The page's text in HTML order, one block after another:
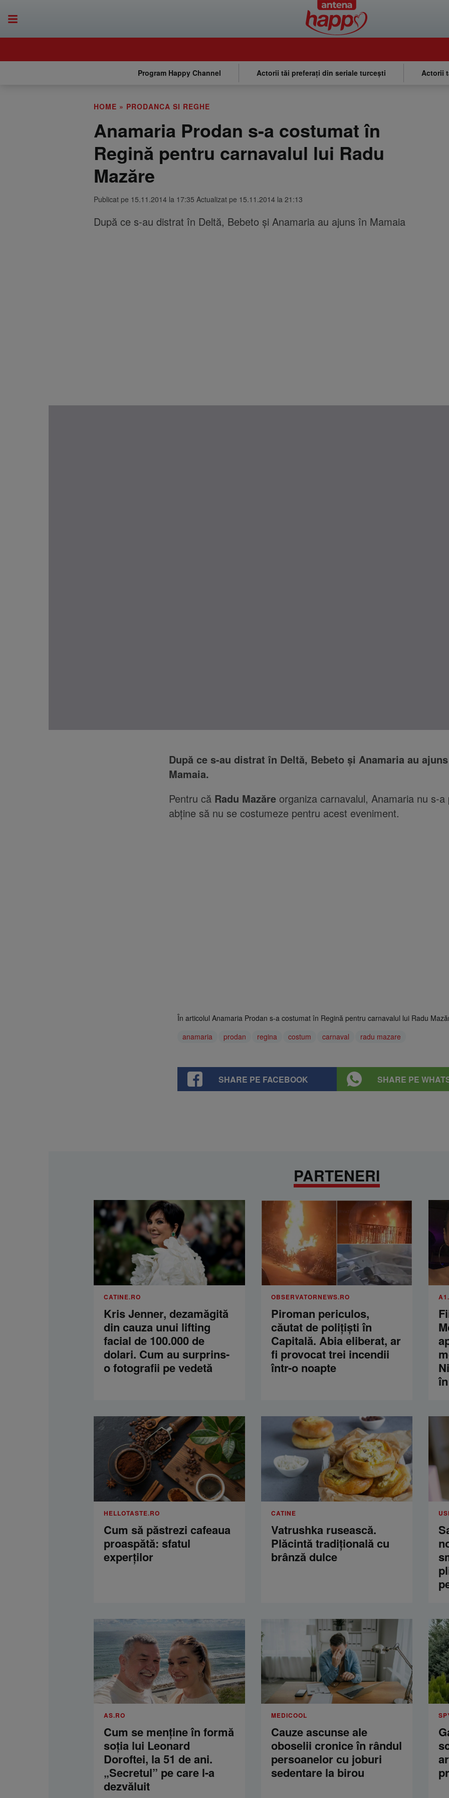
Program Happy Channel Actorii tăi preferați din seriale turcești Actorii
HOME » PRODANCA SI REGHE
Anamaria Prodan s-a costumat în
Regină pentru carnavalul lui Radu
Mazăre
Publicat pe 15.11.2014 la 17:35 Actualizat pe 15.11.2014 la 21:13
După ce s-au distrat în Deltă, Bebeto și Anamaria au ajuns în Mamaia
După ce s-au distrat în Deltă, Bebeto și Anamaria au
Mamaia.
Pentru că Radu Mazăre organiza carnavalul, Anamaria nu s-a
abține să nu se costumeze pentru acest eveniment.
În articolul Anamaria Prodan s-a costumat în Regină pentru carnavalul lui Radu
anamaria
prodan regina costum carnaval radu mazare
SHARE PE FACEBOOK SHARE PE
PARTENERI
CATINE.RO
Kris Jenner, dezamăgită
din cauza unui lifting
facial de 100.000 de
dolari. Cum au surprins-
o fotografii pe vedetă
OBSERVATORNEWS.RO
Piroman periculos,
căutat de poliţişti în
Capitală. Abia eliberat, ar
fi provocat trei incendii
într-o noapte
HELLOTASTE.RO
Cum să păstrezi cafeaua
proaspătă: sfatul
experților
CATINE
Vatrushka rusească.
Plăcintă tradițională cu
brânză dulce
AS.RO
Cum se menţine în formă
soţia lui Leonard
Doroftei, la 51 de ani.
„Secretul” pe care l-a
dezvăluit
MEDICOOL
Cauze ascunse ale
oboselii cronice în rândul
persoanelor cu joburi
sedentare la birou